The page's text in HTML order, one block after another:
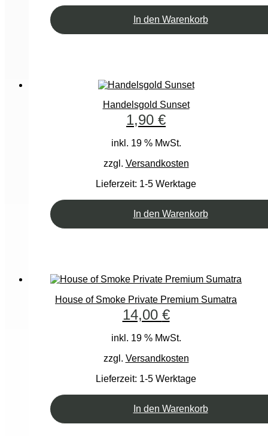
In den Warenkorb
Handelsgold Sunset
1,90 €
inkl. 19 % MwSt.
zzgl. Versandkosten
Lieferzeit: 1-5 Werktage
In den Warenkorb
House of Smoke Private Premium Sumatra
14,00 €
inkl. 19 % MwSt.
zzgl. Versandkosten
Lieferzeit: 1-5 Werktage
In den Warenkorb